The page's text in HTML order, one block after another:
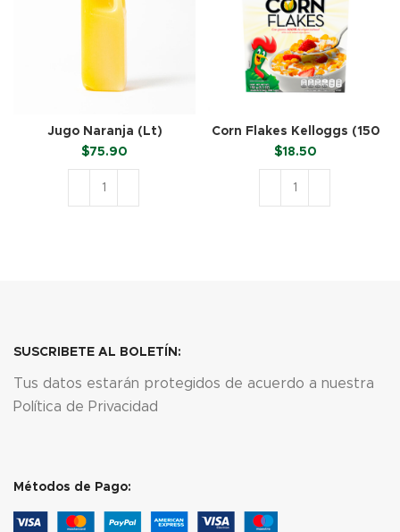
Jugo Naranja (Lt)
$75.90
Corn Flakes Kelloggs (150
g)
$18.50
SUSCRIBETE AL BOLETÍN:
Tus datos estarán protegidos de acuerdo a nuestra
Política de Privacidad
Métodos de Pago: